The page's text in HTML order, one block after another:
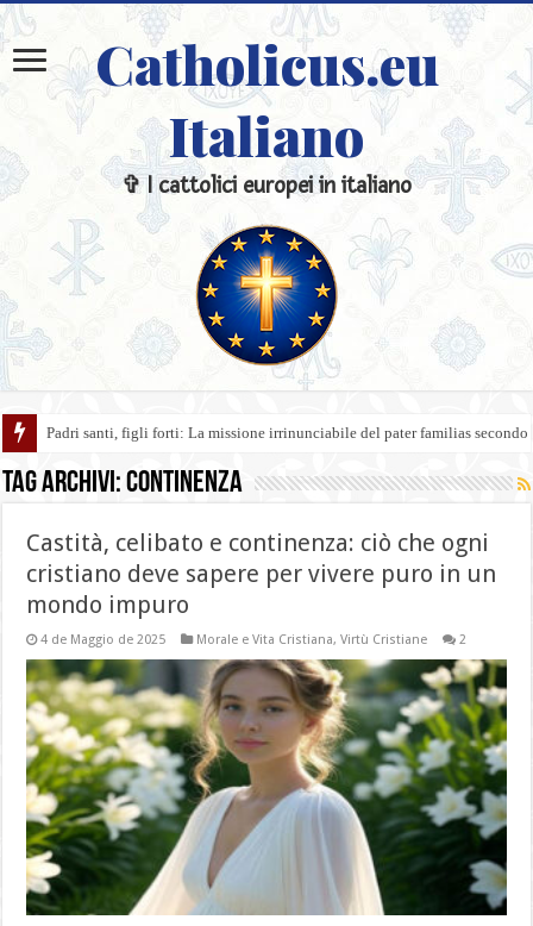
Catholicus.eu
Italiano
✞ I cattolici europei in italiano
Padri santi, figli forti: La missione irrinunciabile del pater familias secondo
Tag Archivi:continenza
Castità, celibato e continenza: ciò che ogni
cristiano deve sapere per vivere puro in un
mondo impuro
4 de Maggio de 2025 Morale e Vita Cristiana,Virtù Cristiane 2